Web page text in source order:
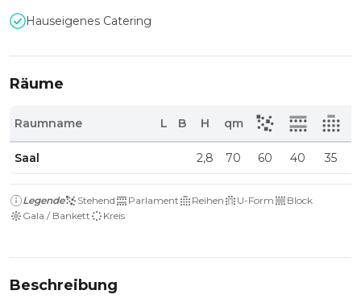
Hauseigenes Catering
Räume
Raumname L B H qm
Saal 2,8 70 60 40 35
Legende Stehend Parlament Reihen U-Form
Block
Gala / Bankett
Kreis
Beschreibung